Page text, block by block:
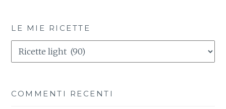
LE MIE RICETTE
Mie
COMMENTI RECENTI